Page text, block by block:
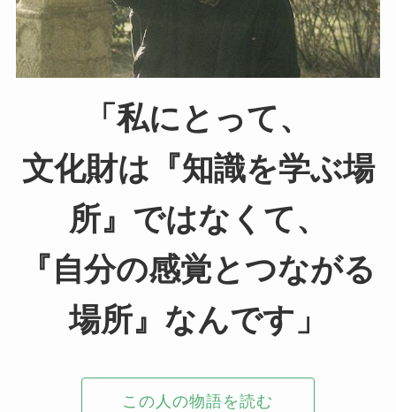
「私にとって、
文化財は『知識を学ぶ場
所』ではなくて、
『自分の感覚とつながる
場所』なんです」
この人の物語を読む